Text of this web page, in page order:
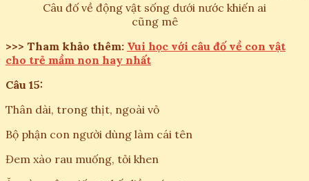
Câu đố về động vật sống dưới nước khiến ai
cũng mê
>>> Tham khảo thêm: Vui học với câu đố về con vật
cho trẻ mầm non hay nhất
Câu 15:
Thân dài, trong thịt, ngoài vỏ
Bộ phận con người dùng làm cái tên
Đem xào rau muống, tỏi khen